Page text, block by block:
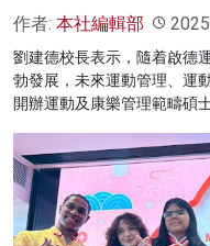
作者: 本社編輯部
劉建德校長表示，隨着啟德
勃發展，未來運動管理、運
開辦運動及康樂管理範疇碩